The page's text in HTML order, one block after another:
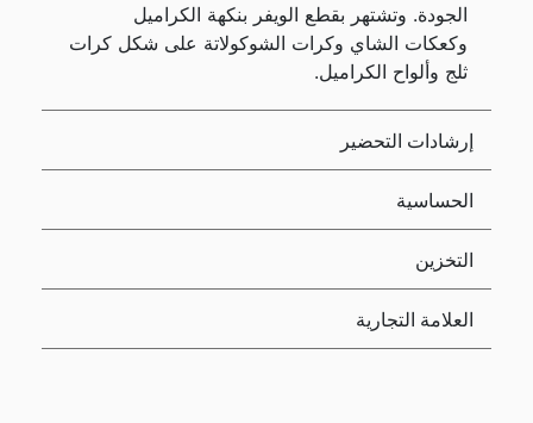
الجودة. وتشتهر بقطع الويفر بنكهة الكراميل
وكعكات الشاي وكرات الشوكولاتة على شكل كرات
ثلج وألواح الكراميل.
إرشادات التحضير
الحساسية
التخزين
العلامة التجارية